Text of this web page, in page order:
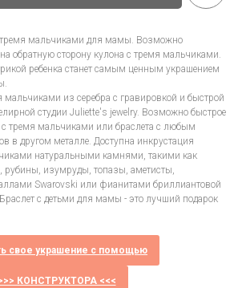
тремя мальчиками для мамы. Возможно
обратную сторону кулона с тремя мальчиками.
ребенка станет самым ценным украшением
мальчиками из серебра с гравировкой и быстрой
студии Juliette's jewelry. Возможно быстрое
с тремя мальчиками или браслета с любым
в другом металле. Доступна инкрустация
натуральными камнями, такими как
изумруды, топазы, аметисты,
Swarovski или фианитами бриллиантовой
с детьми для мамы - это лучший подарок
свое украшение с помощью
КОНСТРУКТОРА <<<